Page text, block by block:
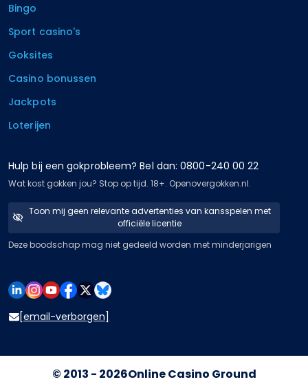
Bingo
Sport casino's
Goksites
Casino bonussen
Jackpots
Loterijen
Hulp bij een gokprobleem? Bel dan: 0800-240 00 22
Wat kost gokken jou? Stop op tijd. 18+. Openovergokken.nl.
Toon mij geen relevante advertenties van kansspelen met
officiële licentie
Deze boodschap mag niet gedeeld worden met minderjarigen
[email-verborgen]
© 2013 - 2026Online Casino Ground